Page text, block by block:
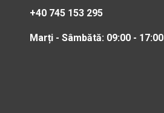
+40 745 153 295
Marți - Sâmbătă: 09:00 - 17:00